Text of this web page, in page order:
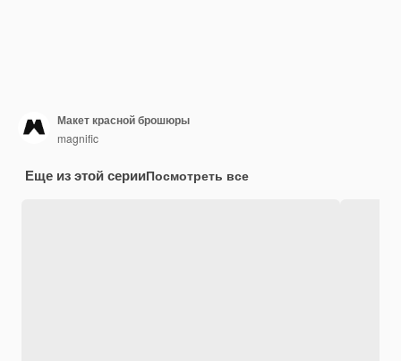
Макет красной брошюры
magnific
Еще из этой серииПосмотреть все